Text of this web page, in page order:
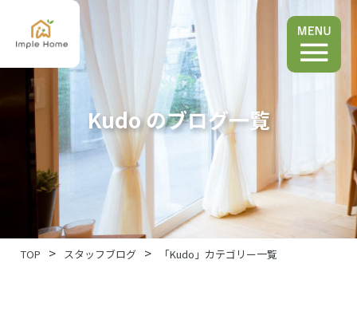
Kudo のブログ一覧
TOP スタッフブログ 「Kudo」カテゴリー一覧